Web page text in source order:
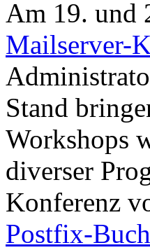
Am 19. und
Mailserver-
Stand
Workshops
diverser
Konferenz
Postfix-